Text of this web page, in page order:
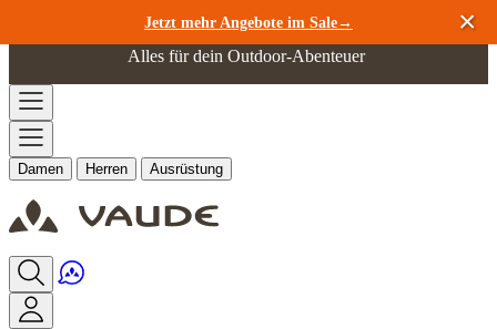
Jetzt mehr Angebote im Sale→
Zum Inhalt springen
Alles für dein Outdoor-Abenteuer
Damen Herren Ausrüstung